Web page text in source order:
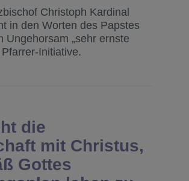
Christoph Kardinal
in den Worten des Papstes
Ungehorsam „sehr ernste
Initiative.
die
mit Christus,
Gottes